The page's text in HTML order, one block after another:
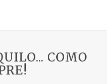
COMO